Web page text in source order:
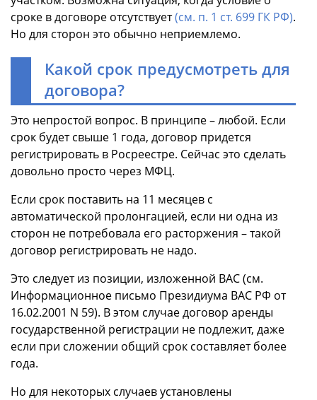
сроке в договоре отсутствует(см. п. 1 ст. 699 ГК РФ).
Но для сторон это обычно неприемлемо.
Какой срок предусмотреть для
договора?
Это непростой вопрос. В принципе – любой. Если
срок будет свыше 1 года, договор придется
регистрировать в Росреестре. Сейчас это сделать
довольно просто через МФЦ.
Если срок поставить на 11 месяцев с
автоматической пролонгацией, если ни одна из
сторон не потребовала его расторжения – такой
договор регистрировать не надо.
Это следует из позиции, изложенной ВАС (см.
Информационное письмо Президиума ВАС РФ от
16.02.2001 N 59). В этом случае договор аренды
государственной регистрации не подлежит, даже
если при сложении общий срок составляет более
года.
Но для некоторых случаев установлены